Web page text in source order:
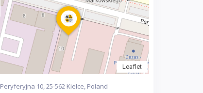
Leaflet
Peryferyjna 10, 25-562 Kielce, Poland